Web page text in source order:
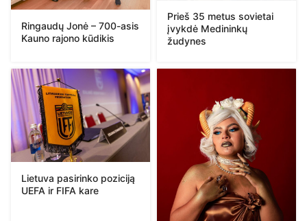
Ringaudų Jonė – 700-asis
Kauno rajono kūdikis
Prieš 35 metus sovietai
įvykdė Medininkų
žudynes
Lietuva pasirinko poziciją
UEFA ir FIFA kare